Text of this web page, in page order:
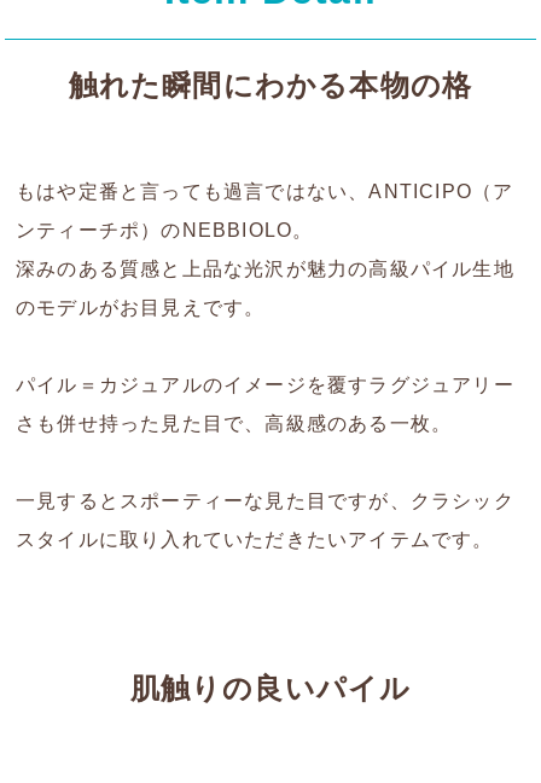
触れた瞬間にわかる本物の格
もはや定番と言っても過言ではない、ANTICIPO（ア
ンティーチポ）のNEBBIOLO。
深みのある質感と上品な光沢が魅力の高級パイル生地
のモデルがお目見えです。
パイル＝カジュアルのイメージを覆すラグジュアリー
さも併せ持った見た目で、高級感のある一枚。
一見するとスポーティーな見た目ですが、クラシック
スタイルに取り入れていただきたいアイテムです。
肌触りの良いパイル